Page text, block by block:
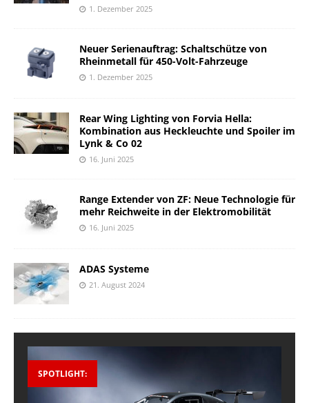
1. Dezember 2025
Neuer Serienauftrag: Schaltschütze von
Rheinmetall für 450-Volt-Fahrzeuge
1. Dezember 2025
Rear Wing Lighting von Forvia Hella:
Kombination aus Heckleuchte und Spoiler im
Lynk & Co 02
16. Juni 2025
Range Extender von ZF: Neue Technologie für
mehr Reichweite in der Elektromobilität
16. Juni 2025
ADAS Systeme
21. August 2024
SPOTLIGHT: